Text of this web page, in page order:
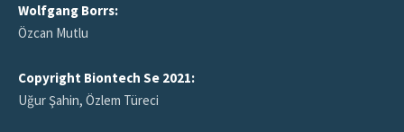
Wolfgang Borrs:
Özcan Mutlu
Copyright Biontech Se 2021:
Uğur Şahin, Özlem Türeci